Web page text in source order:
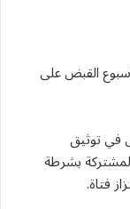
القبض على
توثيق
بشرطة
فتاة.